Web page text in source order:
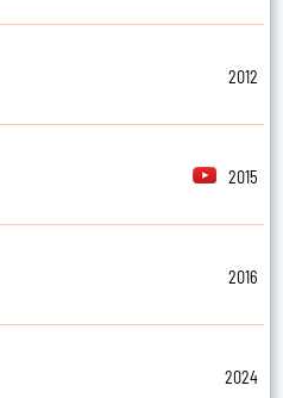
2012
2015
2016
2024